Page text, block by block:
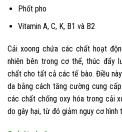
Phốt pho
Vitamin A, C, K, B1 và B2
Cải xoong chứa các chất hoạt
nhiên bên trong cơ thể, thúc đẩy
chất cho tất cả các tế bào. Điều
da bằng cách tăng cường cung
các chất chống oxy hóa trong cải
do gây hại, từ đó giảm nguy cơ hình